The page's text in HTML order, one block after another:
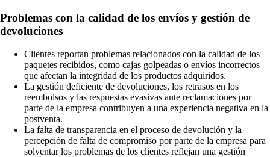
Problemas con la calidad de los envíos y gestión de
devoluciones
Clientes reportan problemas relacionados con la calidad de los
paquetes recibidos, como cajas golpeadas o envíos incorrectos
que afectan la integridad de los productos adquiridos.
La gestión deficiente de devoluciones, los retrasos en los
reembolsos y las respuestas evasivas ante reclamaciones por
parte de la empresa contribuyen a una experiencia negativa en la
postventa.
La falta de transparencia en el proceso de devolución y la
percepción de falta de compromiso por parte de la empresa para
solventar los problemas de los clientes reflejan una gestión